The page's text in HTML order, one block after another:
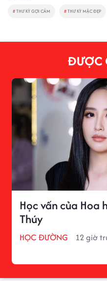
#THƯ KỲ GỢI CẢM #THƯ KỲ MẶC ĐẸP
ĐƯỢC
Học vấn của Hoa
Thúy
HỌC ĐƯỜNG 12 giờ